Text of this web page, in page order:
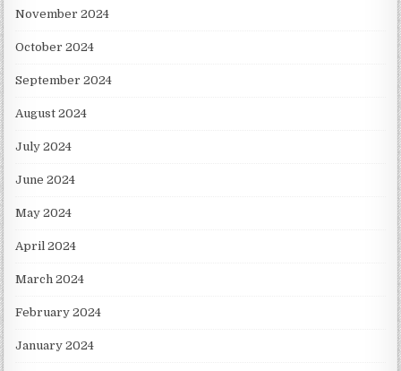
November 2024
October 2024
September 2024
August 2024
July 2024
June 2024
May 2024
April 2024
March 2024
February 2024
January 2024